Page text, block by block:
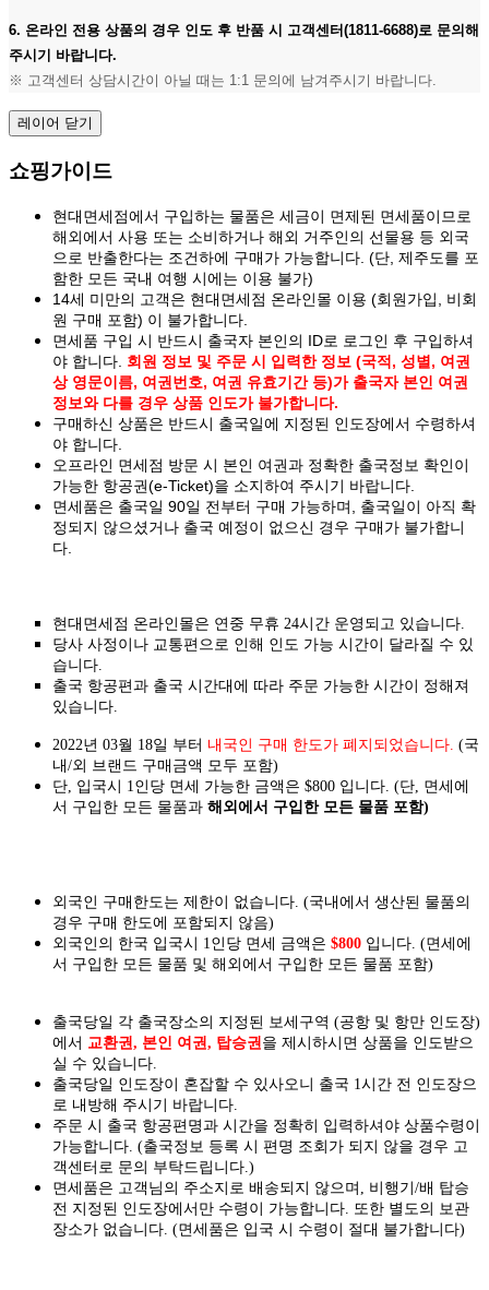
6. 온라인 전용 상품의 경우 인도 후 반품 시 고객센터(1811-6688)로 문의해
주시기 바랍니다.
※ 고객센터 상담시간이 아닐 때는 1:1 문의에 남겨주시기 바랍니다.
레이어 닫기
쇼핑가이드
현대면세점에서 구입하는 물품은 세금이 면제된 면세품이므로
해외에서 사용 또는 소비하거나 해외 거주인의 선물용 등 외국
으로 반출한다는 조건하에 구매가 가능합니다. (단, 제주도를 포
함한 모든 국내 여행 시에는 이용 불가)
14세 미만의 고객은 현대면세점 온라인몰 이용 (회원가입, 비회
원 구매 포함) 이 불가합니다.
면세품 구입 시 반드시 출국자 본인의 ID로 로그인 후 구입하셔
야 합니다. 회원 정보 및 주문 시 입력한 정보 (국적, 성별, 여권
상 영문이름, 여권번호, 여권 유효기간 등)가 출국자 본인 여권
정보와 다를 경우 상품 인도가 불가합니다.
구매하신 상품은 반드시 출국일에 지정된 인도장에서 수령하셔
야 합니다.
오프라인 면세점 방문 시 본인 여권과 정확한 출국정보 확인이
가능한 항공권(e-Ticket)을 소지하여 주시기 바랍니다.
면세품은 출국일 90일 전부터 구매 가능하며, 출국일이 아직 확
정되지 않으셨거나 출국 예정이 없으신 경우 구매가 불가합니
다.
현대면세점 온라인몰은 연중 무휴 24시간 운영되고 있습니다.
당사 사정이나 교통편으로 인해 인도 가능 시간이 달라질 수 있
습니다.
출국 항공편과 출국 시간대에 따라 주문 가능한 시간이 정해져
있습니다.
2022년 03월 18일 부터 내국인 구매 한도가 폐지되었습니다. (국
내/외 브랜드 구매금액 모두 포함)
단, 입국시 1인당 면세 가능한 금액은 $800 입니다. (단, 면세에
서 구입한 모든 물품과 해외에서 구입한 모든 물품 포함)
외국인 구매한도는 제한이 없습니다. (국내에서 생산된 물품의
경우 구매 한도에 포함되지 않음)
외국인의 한국 입국시 1인당 면세 금액은 $800 입니다. (면세에
서 구입한 모든 물품 및 해외에서 구입한 모든 물품 포함)
출국당일 각 출국장소의 지정된 보세구역 (공항 및 항만 인도장)
에서 교환권, 본인 여권, 탑승권 을 제시하시면 상품을 인도 받으
실 수 있습니다.
출국당일 인도장이 혼잡할 수 있사오니 출국 1시간 전 인도장으
로 내방해 주시기 바랍니다.
주문 시 출국 항공편명과 시간을 정확히 입력하셔야 상품수령이
가능합니다. (출국정보 등록 시 편명 조회가 되지 않을 경우 고
객센터로 문의 부탁드립니다.)
면세품은 고객님의 주소지로 배송되지 않으며, 비행기/배 탑승
전 지정된 인도장에서만 수령이 가능합니다. 또한 별도의 보관
장소가 없습니다. (면세품은 입국 시 수령이 절대 불가합니다)